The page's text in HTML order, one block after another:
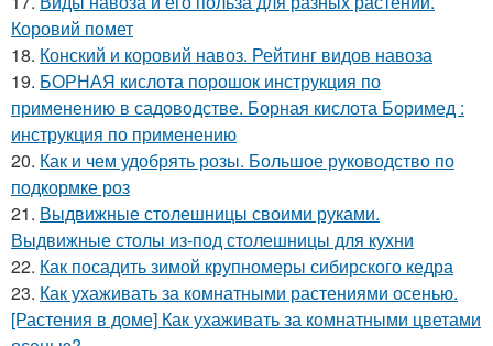
Коровий помет
18. Конский и коровий навоз. Рейтинг видов навоза
19. БОРНАЯ кислота порошок инструкция по
применению в садоводстве. Борная кислота Боримед :
инструкция по применению
20. Как и чем удобрять розы. Большое руководство по
подкормке роз
21. Выдвижные столешницы своими руками.
Выдвижные столы из-под столешницы для кухни
22. Как посадить зимой крупномеры сибирского кедра
23. Как ухаживать за комнатными растениями осенью.
[Растения в доме] Как ухаживать за комнатными цветами